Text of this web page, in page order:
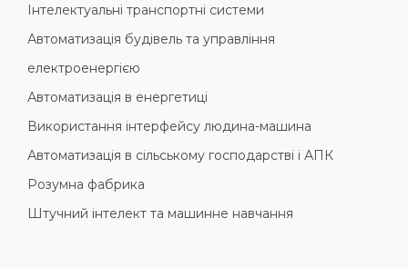
Інтелектуальні транспортні системи
Автоматизація будівель та управління
електроенергією
Автоматизація в енергетиці
Використання інтерфейсу людина-машина
Автоматизація в сільському господарстві і АПК
Розумна фабрика
Штучний інтелект та машинне навчання